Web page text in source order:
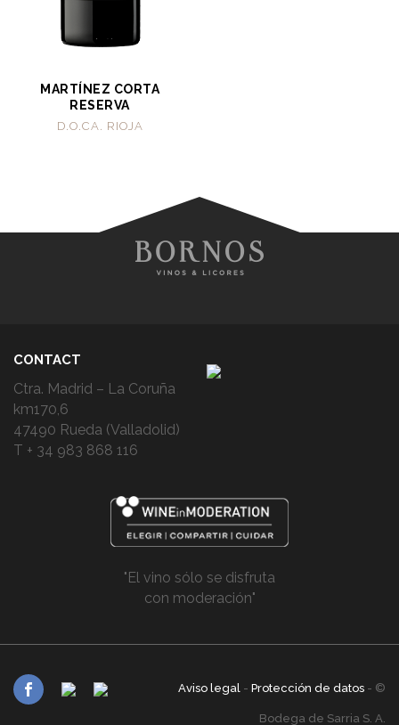
MARTÍNEZ CORTA
RESERVA
D.O.CA. RIOJA
CONTACT
Ctra. Madrid – La Coruña
km170,6
47490 Rueda (Valladolid)
T + 34 983 868 116
"El vino sólo se disfruta
con moderación"
Aviso legal - Protección de datos - ©
Bodega de Sarria S. A.